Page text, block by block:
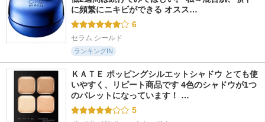
に頻繁にニキビができる オスス…
6
セラム シールド
ランキングIN
ＫＡＴＥ ポッピングシルエットシャドウ とても使
いやすく、リピート商品です 4色のシャドウが1つ
のパレットになっています！ …
5